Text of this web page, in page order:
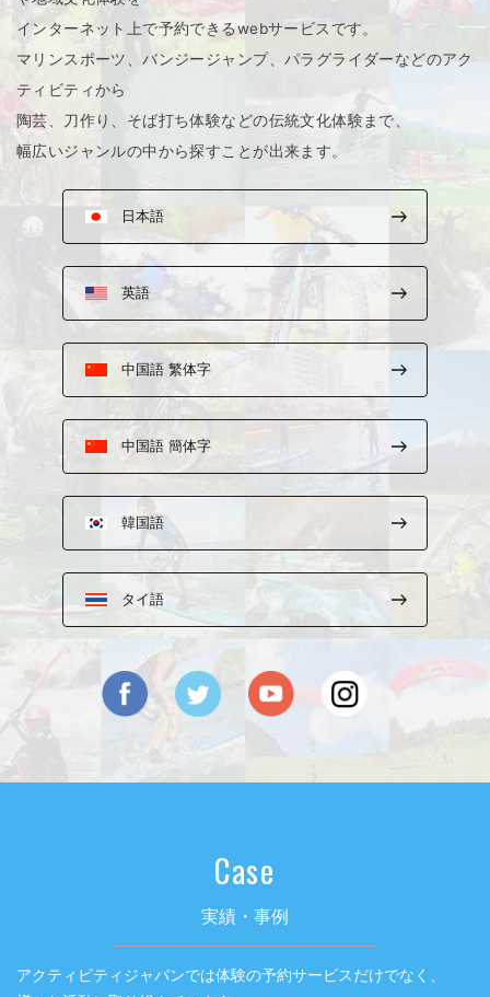
インターネット上で予約できるwebサービスです。
マリンスポーツ、バンジージャンプ、パラグライダーなどのアク
ティビティから
陶芸、刀作り、そば打ち体験などの伝統文化体験まで、
幅広いジャンルの中から探すことが出来ます。
日本語
英語
中国語 繁体字
中国語 簡体字
韓国語
タイ語
Case
実績・事例
アクティビティジャパンでは体験の予約サービスだけでなく、